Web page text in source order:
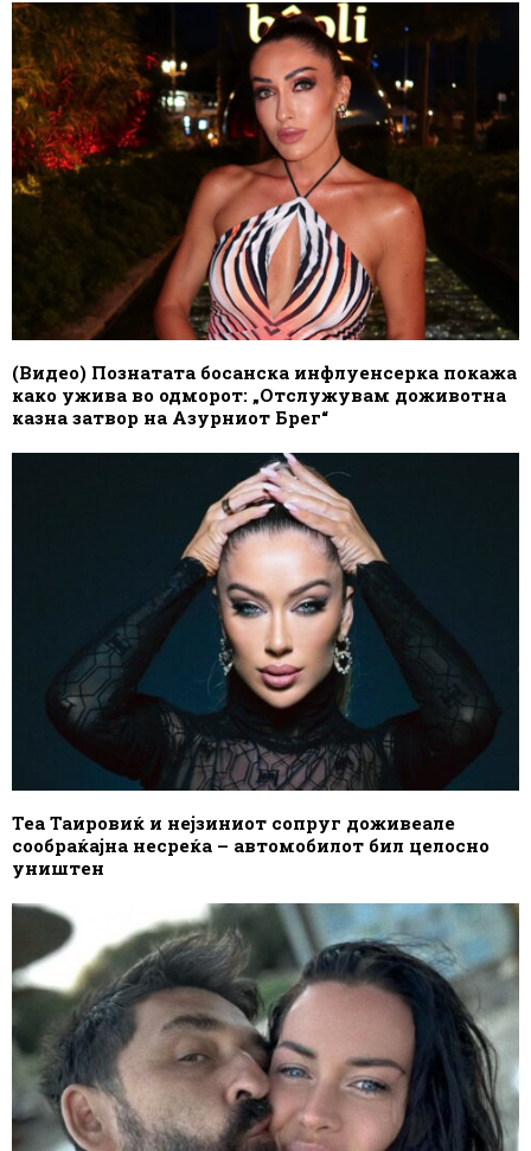
(Видео) Познатата босанска инфлуенсерка покажа
како ужива во одморот: „Отслужувам доживотна
казна затвор на Азурниот Брег“
Теа Таировиќ и нејзиниот сопруг доживеале
сообраќајна несреќа – автомобилот бил целосно
уништен